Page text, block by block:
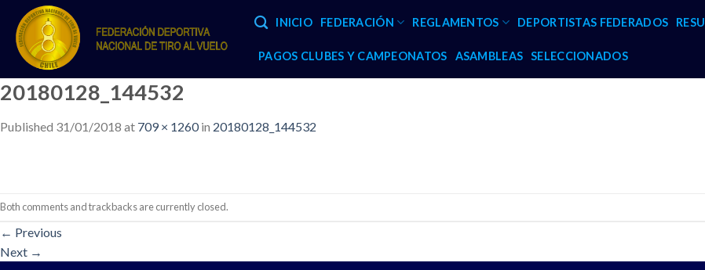
content
INICIO FEDERACIÓN REGLAMENTOS DEPORTISTAS FEDERADOS
PAGOS CLUBES Y CAMPEONATOS ASAMBLEAS SELECCIONADOS
20180128_144532
Published 31/01/2018 at 709 × 1260in 20180128_144532
Both comments and trackbacks are currently closed.
← Previous
Next →